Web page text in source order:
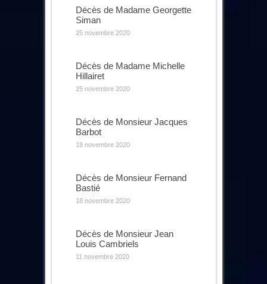
Décès de Madame Georgette
Siman
25 novembre 2020
Décès de Madame Michelle
Hillairet
25 novembre 2020
Décès de Monsieur Jacques
Barbot
19 novembre 2020
Décès de Monsieur Fernand
Bastié
18 novembre 2020
Décès de Monsieur Jean
Louis Cambriels
11 novembre 2020